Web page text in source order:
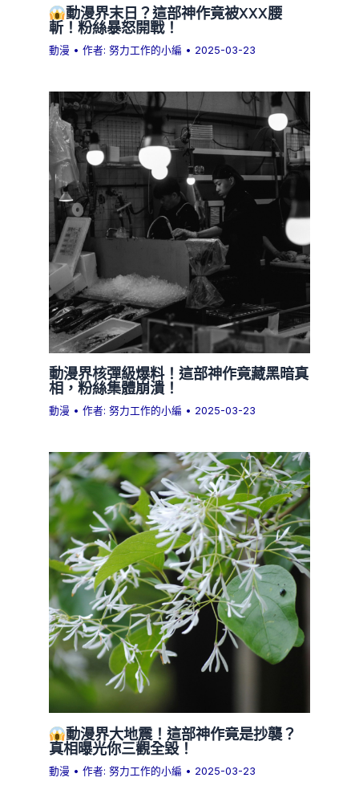
動漫界末日？這部神作竟被XXX腰
斬！粉絲暴怒開戰！
動漫 • 作者:努力工作的小編 • 2025-03-23
動漫界核彈級爆料！這部神作竟藏黑暗真
相，粉絲集體崩潰！
動漫 • 作者:努力工作的小編 • 2025-03-23
動漫界大地震！這部神作竟是抄襲？
真相曝光你三觀全毀！
動漫 • 作者:努力工作的小編 • 2025-03-23